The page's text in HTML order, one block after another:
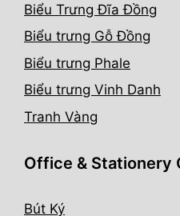
Biểu Trưng Đĩa Đồng
Biểu trưng Gỗ Đồng
Biểu trưng Phale
Biểu trưng Vinh Danh
Tranh Vàng
Office & Stationery
Bút Ký